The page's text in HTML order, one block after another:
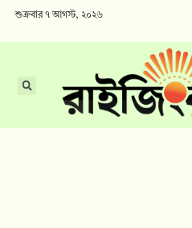
শুক্রবার ৭ আগস্ট, ২০২৬